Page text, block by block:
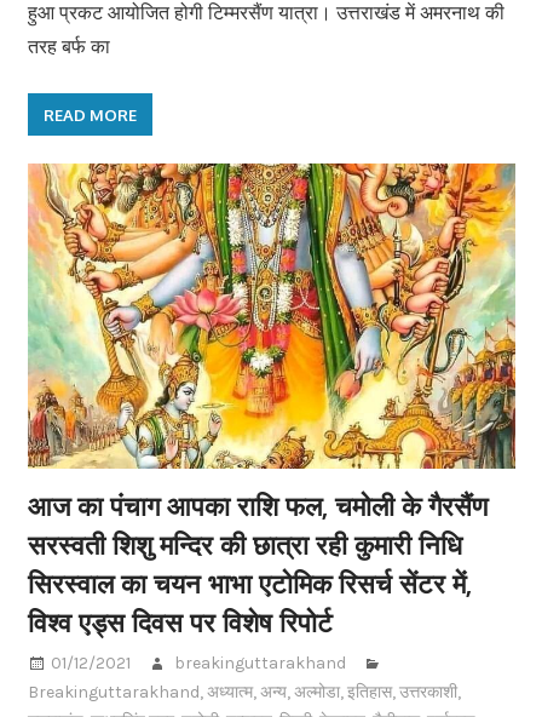
हुआ प्रकट आयोजित होगी टिम्मरसैंण यात्रा। उत्तराखंड में अमरनाथ की
तरह बर्फ का
READ MORE
आज का पंचाग आपका राशि फल, चमोली के गैरसैंण
सरस्वती शिशु मन्दिर की छात्रा रही कुमारी निधि
सिरस्वाल का चयन भाभा एटोमिक रिसर्च सेंटर में,
विश्व एड्स दिवस पर विशेष रिपोर्ट
01/12/2021
breakinguttarakhand
Breakinguttarakhand,अध्यात्म,अन्य,अल्मोडा,इतिहास,उत्तरकाशी,